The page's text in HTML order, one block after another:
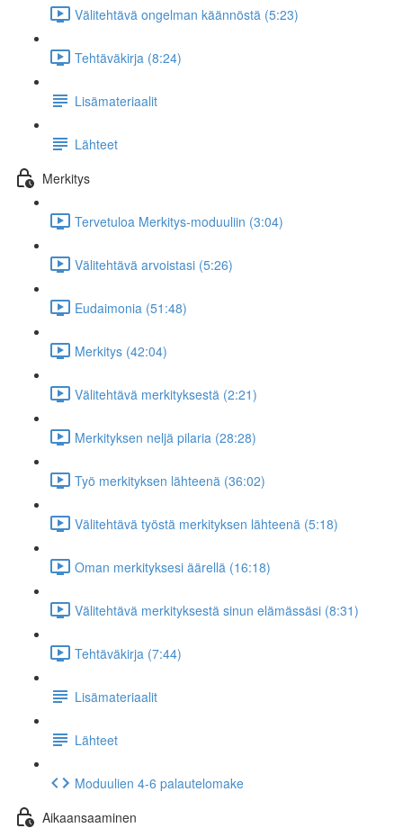
Välitehtävä ongelman käännöstä (5:23)
Tehtäväkirja (8:24)
Lisämateriaalit
Lähteet
Merkitys
Tervetuloa Merkitys-moduuliin (3:04)
Välitehtävä arvoistasi (5:26)
Eudaimonia (51:48)
Merkitys (42:04)
Välitehtävä merkityksestä (2:21)
Merkityksen neljä pilaria (28:28)
Työ merkityksen lähteenä (36:02)
Välitehtävä työstä merkityksen lähteenä (5:18)
Oman merkityksesi äärellä (16:18)
Välitehtävä merkityksestä sinun elämässäsi (8:31)
Tehtäväkirja (7:44)
Lisämateriaalit
Lähteet
Moduulien 4-6 palautelomake
Aikaansaaminen